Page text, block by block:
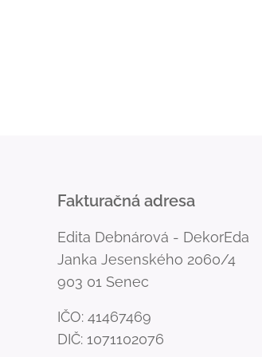
Fakturačná adresa
Edita Debnárová - DekorEda
Janka Jesenského 2060/4
903 01 Senec
IČO: 41467469
DIČ: 1071102076